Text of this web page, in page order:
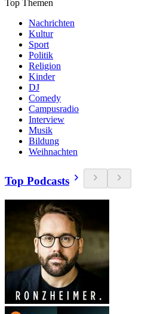
Top Themen
Nachrichten
Kultur
Sport
Politik
Religion
Kinder
DJ
Comedy
Campusradio
Interview
Musik
Bildung
Weihnachten
Top Podcasts